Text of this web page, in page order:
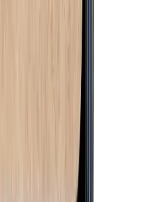
Altın 16 GB